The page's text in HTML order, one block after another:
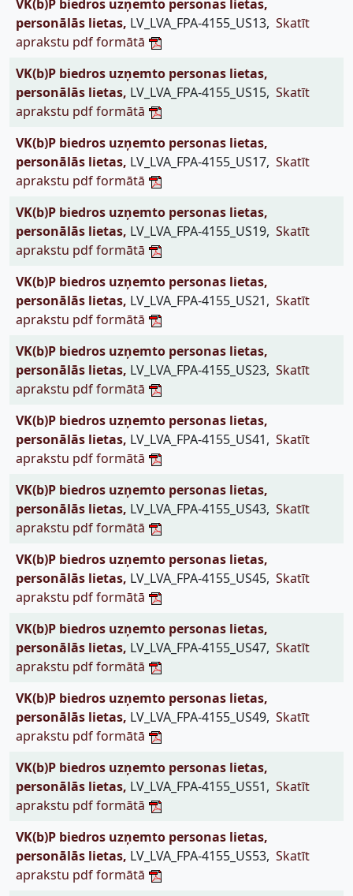
VK(b)P biedros uzņemto personas lietas,
personālās lietas, LV_LVA_FPA-4155_US13, Skatīt
aprakstu pdf formātā
VK(b)P biedros uzņemto personas lietas,
personālās lietas, LV_LVA_FPA-4155_US15, Skatīt
aprakstu pdf formātā
VK(b)P biedros uzņemto personas lietas,
personālās lietas, LV_LVA_FPA-4155_US17, Skatīt
aprakstu pdf formātā
VK(b)P biedros uzņemto personas lietas,
personālās lietas, LV_LVA_FPA-4155_US19, Skatīt
aprakstu pdf formātā
VK(b)P biedros uzņemto personas lietas,
personālās lietas, LV_LVA_FPA-4155_US21, Skatīt
aprakstu pdf formātā
VK(b)P biedros uzņemto personas lietas,
personālās lietas, LV_LVA_FPA-4155_US23, Skatīt
aprakstu pdf formātā
VK(b)P biedros uzņemto personas lietas,
personālās lietas, LV_LVA_FPA-4155_US41, Skatīt
aprakstu pdf formātā
VK(b)P biedros uzņemto personas lietas,
personālās lietas, LV_LVA_FPA-4155_US43, Skatīt
aprakstu pdf formātā
VK(b)P biedros uzņemto personas lietas,
personālās lietas, LV_LVA_FPA-4155_US45, Skatīt
aprakstu pdf formātā
VK(b)P biedros uzņemto personas lietas,
personālās lietas, LV_LVA_FPA-4155_US47, Skatīt
aprakstu pdf formātā
VK(b)P biedros uzņemto personas lietas,
personālās lietas, LV_LVA_FPA-4155_US49, Skatīt
aprakstu pdf formātā
VK(b)P biedros uzņemto personas lietas,
personālās lietas, LV_LVA_FPA-4155_US51, Skatīt
aprakstu pdf formātā
VK(b)P biedros uzņemto personas lietas,
personālās lietas, LV_LVA_FPA-4155_US53, Skatīt
aprakstu pdf formātā